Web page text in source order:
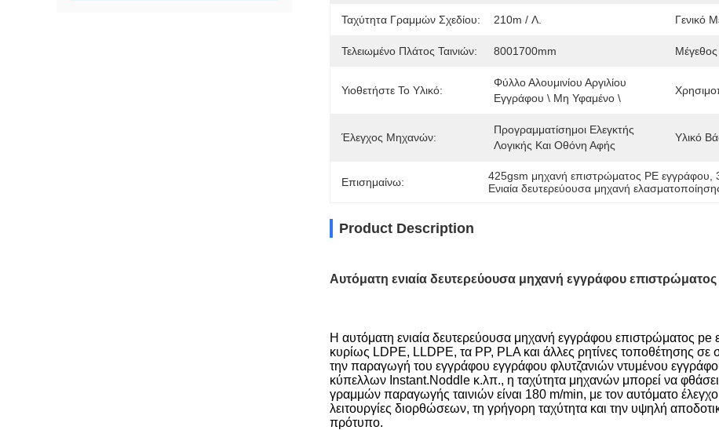
Ταχύτητα Γραμμών Σχεδίου: 210m / Λ. Γενικό
Τελειωμένο Πλάτος Ταινιών: 8001700mm
Υιοθετήστε Το Υλικό:
Φύλλο Αλουμινίου Αργιλίου
Εγγράφου \ Μη Υφαμένο \
Έλεγχος Μηχανών:
Προγραμματίσημοι Ελεγκτής
Λογικής Και Οθόνη Αφής
Υλικό
Επισημαίνω: 425gsm μηχανή επιστρώματος PE εγγράφου ,
Ενιαία δευτερεύουσα μηχανή
Product Description
Αυτόματη ενιαία δευτερεύουσα μηχανή εγγράφου
Η αυτόματη ενιαία δευτερεύουσα μηχανή εγγράφου επιστρώματος
κυρίως LDPE, LLDPE, τα PP, PLA και άλλες ρητίνες τοποθέτησης
την παραγωγή του εγγράφου εγγράφου φλυτζανιών ντυμένου
κύπελλων Instant.Noddle κ.λπ., η ταχύτητα μηχανών μπορεί να
γραμμών παραγωγής ταινιών είναι 180 m/min, με τον αυτόματο
λειτουργίες διορθώσεων, τη γρήγορη ταχύτητα και την υψηλή
πρότυπο.